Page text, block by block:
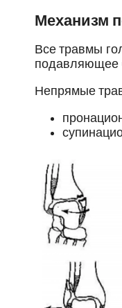
Механизм
Все травмы
подавляющее
Непрямые